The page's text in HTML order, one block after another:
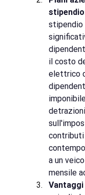
il costo
elettrico
contributi
a un
mensile